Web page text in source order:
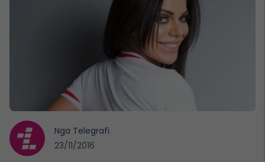
Nga Telegrafi
23/11/2016